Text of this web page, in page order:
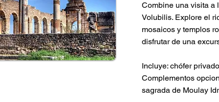
Combine una visita a
Volubilis. Explore el
mosaicos y templos
disfrutar de una
Incluye: chófer
Complementos
sagrada de Moulay